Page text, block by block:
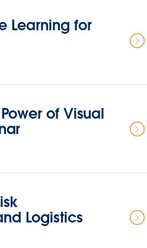
Learning for
of Visual
Logistics